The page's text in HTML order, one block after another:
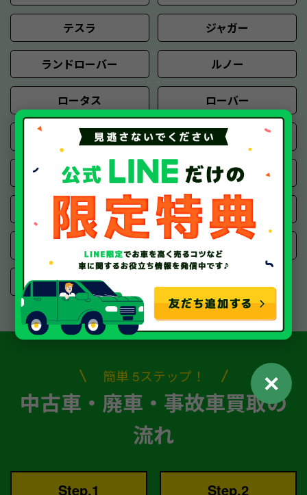
テスラ ジャガー
ランドローバー ルノー
ロータス ローバー
ボルボ マセラティ
ミニ プジョー
フィアット シトロエン
アルファロメオ アバルト
ランチア
簡単 5ステップ！
中古車・廃車・事故車買取の
流れ
Step.1 Step.2
✕